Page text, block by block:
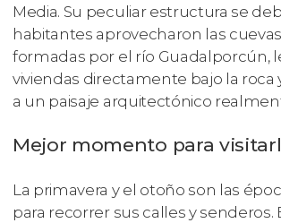
Media. Su peculiar estructura se
habitantes aprovecharon las
formadas por el río Guadalporcún,
viviendas directamente bajo la roca
a un paisaje arquitectónico
Mejor momento para
La primavera y el otoño son las
para recorrer sus calles y senderos.